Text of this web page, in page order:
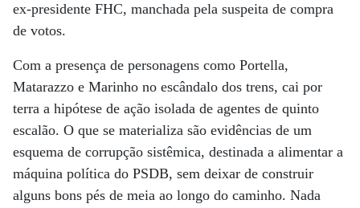
ex-presidente FHC, manchada pela suspeita de compra
de votos.
Com a presença de personagens como Portella,
Matarazzo e Marinho no escândalo dos trens, cai por
terra a hipótese de ação isolada de agentes de quinto
escalão. O que se materializa são evidências de um
esquema de corrupção sistêmica, destinada a alimentar a
máquina política do PSDB, sem deixar de construir
alguns bons pés de meia ao longo do caminho. Nada